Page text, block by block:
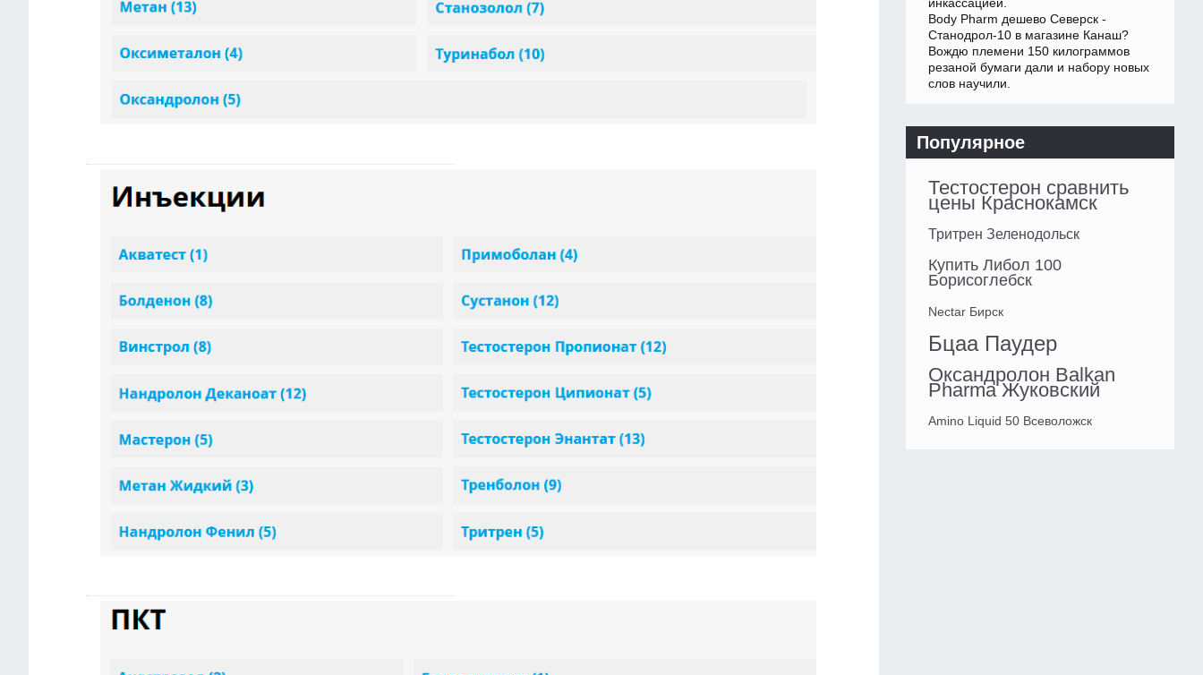
инкассацией.
Body Pharm дешево Северск -
Станодрол-10 в магазине Канаш?
Вождю племени 150 килограммов
резаной бумаги дали и набору новых
слов научили.
Популярное
Тестостерон сравнить
цены Краснокамск
Тритрен Зеленодольск
Купить Либол 100
Борисоглебск
Nectar Бирск
Бцаа Паудер
Оксандролон Balkan
Pharma Жуковский
Amino Liquid 50 Всеволожск